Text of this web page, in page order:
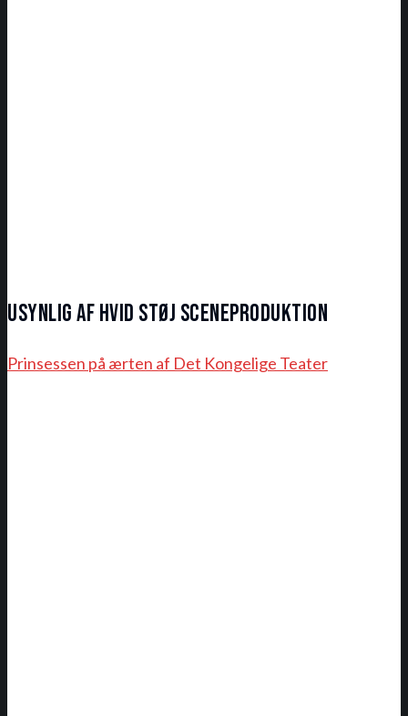
Usynlig af hvid støj sceneproduktion
Prinsessen på ærten af Det Kongelige Teater